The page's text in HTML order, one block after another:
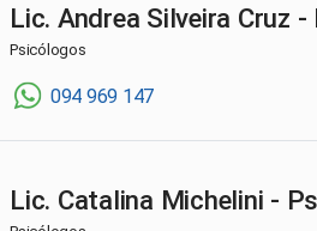
Lic. Andrea Silveira Cruz
Psicólogos
094 969 147
Lic. Catalina Michelini -